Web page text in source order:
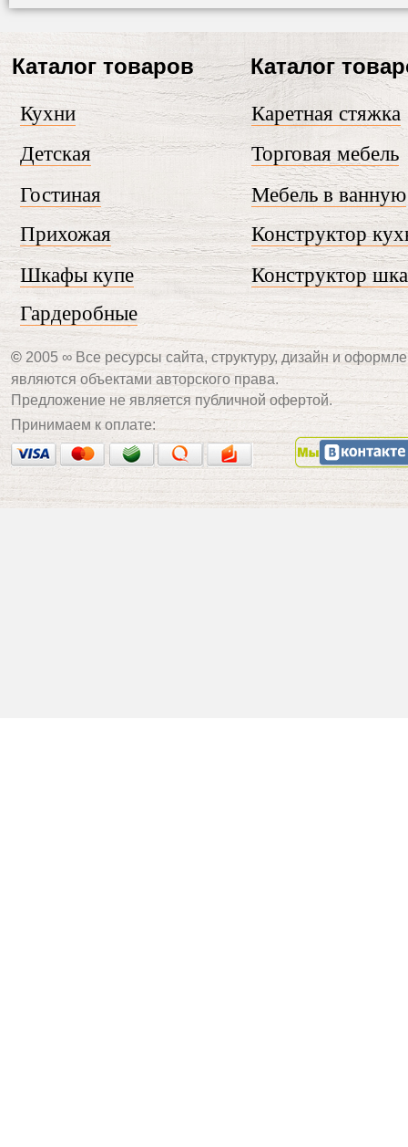
Прихожая
Каталог
Торговая мебель
Шкафы купе
© 2005 ∞ Все ресурсы сайта, структуру, дизайн и
являются объектами авторского права.
Гостиная
Кухни
Гардеробные
Мебель в ванную
Предложение не является публичной офертой.
Каталог товаров
Конструктор
Детская
Конструктор
Принимаем к оплате:
Каретная стяжка